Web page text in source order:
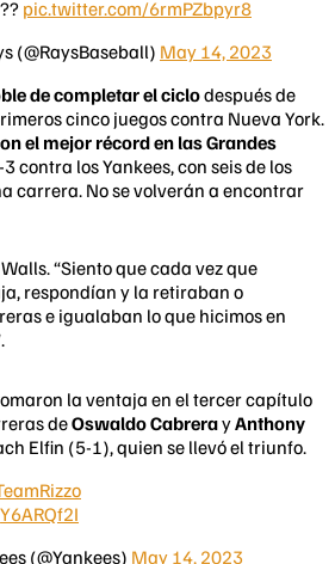
pic.twitter.com/6rmPZbpyr8
(@RaysBaseball) May 14, 2023
de completar el ciclodespués de
cinco juegos contra Nueva York.
el mejor récord en las Grandes
contra los Yankees, con seis de los
carrera. No se volverán a encontrar
“Siento que cada vez que
respondían y la retiraban o
e igualaban lo que hicimos en
la ventaja en el tercer capítulo
deOswaldo CabrerayAnthony
Elfin (5-1), quien se llevó el triunfo.
(@Yankees) May 14, 2023